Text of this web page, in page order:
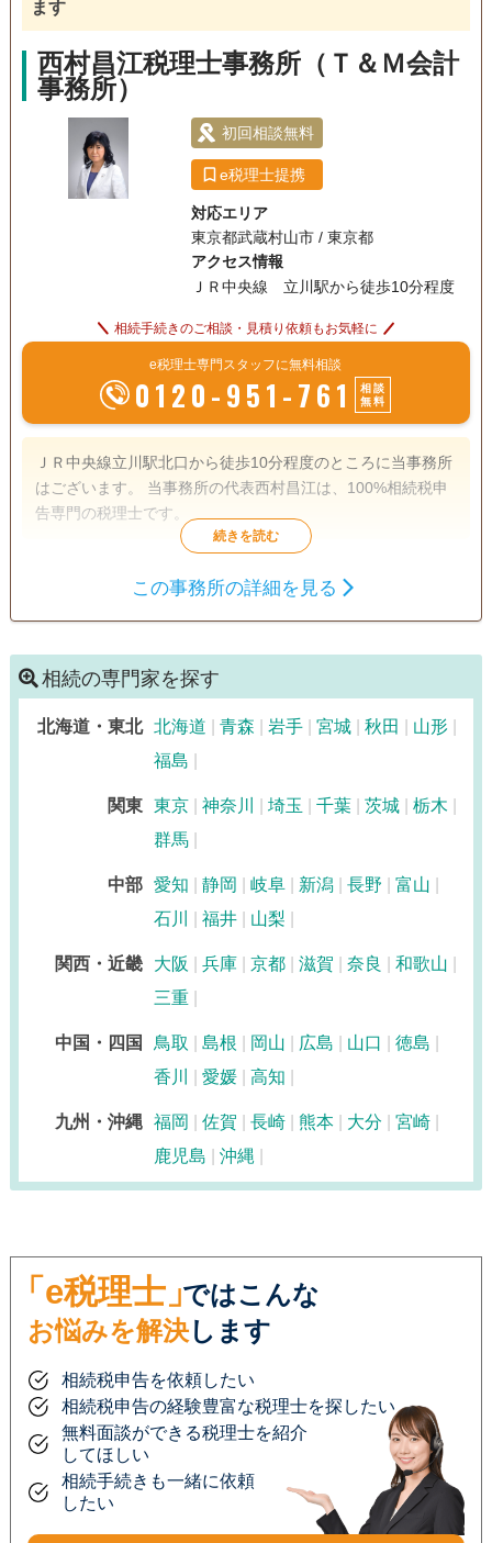
18時以降相談可
ます
西村昌江税理士事務所（Ｔ＆Ｍ会計
事務所）
初回相談無料
e税理士提携
対応エリア
東京都武蔵村山市 / 東京都
アクセス情報
ＪＲ中央線 立川駅から徒歩10分程度
相続手続きのご相談・見積り依頼もお気軽に
e税理士専門スタッフに無料相談
0120-951-761
相談
無料
ＪＲ中央線立川駅北口から徒歩10分程度のところに当事務所
はございます。 当事務所の代表西村昌江は、100%相続税申
告専門の税理士です。
相続財産調査
訪問可 女性スタッフ対応可 土日相談可 初回相談無料
この事務所の詳細を見る
相続の専門家を探す
北海道・東北 北海道 青森 岩手 宮城 秋田
山形
福島
関東 東京 神奈川 埼玉 千葉 茨城
栃木
群馬
中部 愛知 静岡 岐阜 新潟 長野
富山
石川
福井 山梨
関西・近畿 大阪 兵庫 京都 滋賀 奈良
和歌山
三重
中国・四国 鳥取 島根 岡山 広島 山口
徳島
香川
愛媛 高知
九州・沖縄 福岡 佐賀 長崎 熊本 大分
宮崎
鹿児島
沖縄
「e税理士」ではこんな
お悩みを解決します
相続税申告を依頼したい
相続税申告の経験豊富な税理士を探したい
無料面談ができる税理士を紹介
してほしい
相続手続きも一緒に依頼
したい